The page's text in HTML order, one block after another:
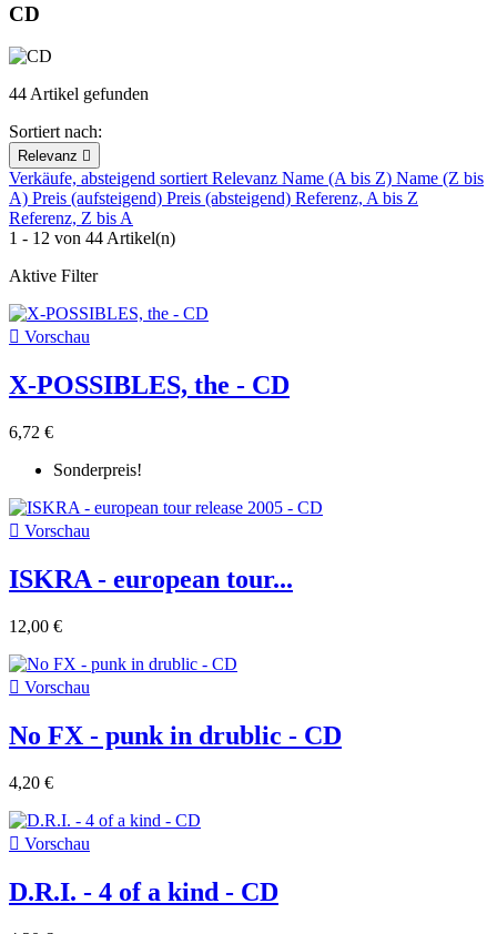
CD
44 Artikel gefunden
Sortiert nach:
Relevanz 
Verkäufe, absteigend sortiertRelevanz Name (A bis Z) Name (Z bis
A) Preis (aufsteigend) Preis (absteigend) Referenz, A bis Z
Referenz, Z bis A
1 - 12 von 44 Artikel(n)
Aktive Filter
 Vorschau
X-POSSIBLES, the - CD
6,72 €
Sonderpreis!
 Vorschau
ISKRA - european tour...
12,00 €
 Vorschau
No FX - punk in drublic - CD
4,20 €
 Vorschau
D.R.I. - 4 of a kind - CD